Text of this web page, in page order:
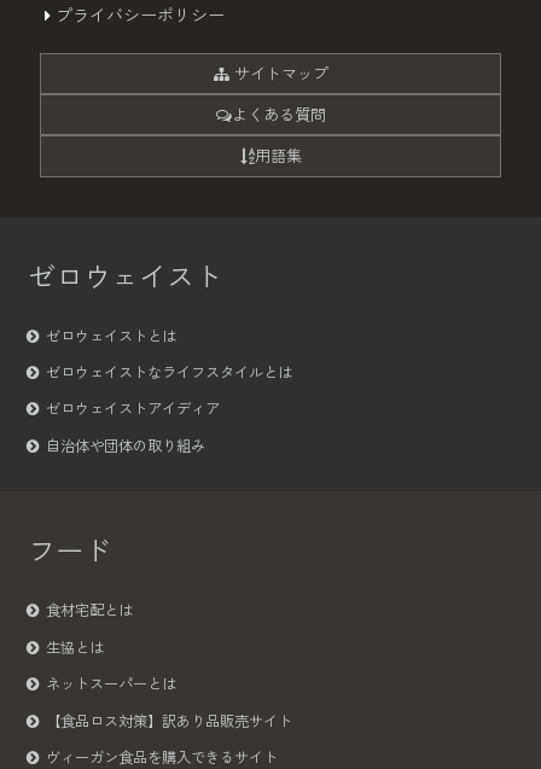
プライバシーポリシー
サイトマップ
よくある質問
用語集
ゼロウェイスト
ゼロウェイストとは
ゼロウェイストなライフスタイルとは
ゼロウェイストアイディア
自治体や団体の取り組み
フード
食材宅配とは
生協とは
ネットスーパーとは
【食品ロス対策】訳あり品販売サイト
ヴィーガン食品を購入できるサイト